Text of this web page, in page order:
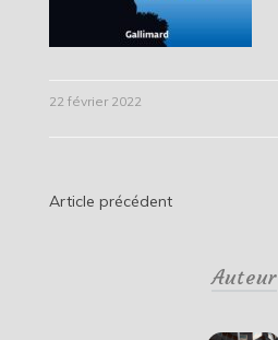
22 février 2022
Navigation
Article précédent
Auteur